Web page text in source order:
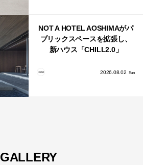
NOT A HOTEL AOSHIMAがパ
ブリックスペースを拡張し、
新ハウス「CHILL2.0」
2026.08.02 Sun
GALLERY